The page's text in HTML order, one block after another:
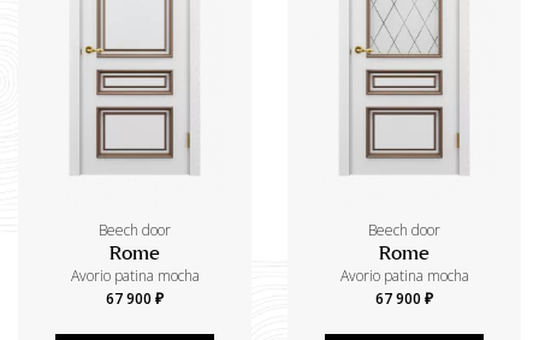
Beech door
Rome
Avorio patina mocha
67 900 ₽
Beech door
Rome
Avorio patina mocha
67 900 ₽